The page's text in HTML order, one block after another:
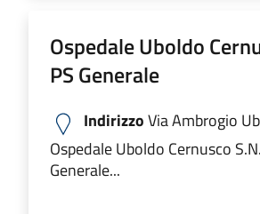
Ospedale Uboldo
PS Generale
IndirizzoVia Ambrogio
Ospedale Uboldo Cernusco
Generale...